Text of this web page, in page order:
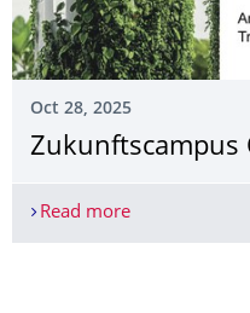
Oct 28, 2025
Zukunftscampus
Read more